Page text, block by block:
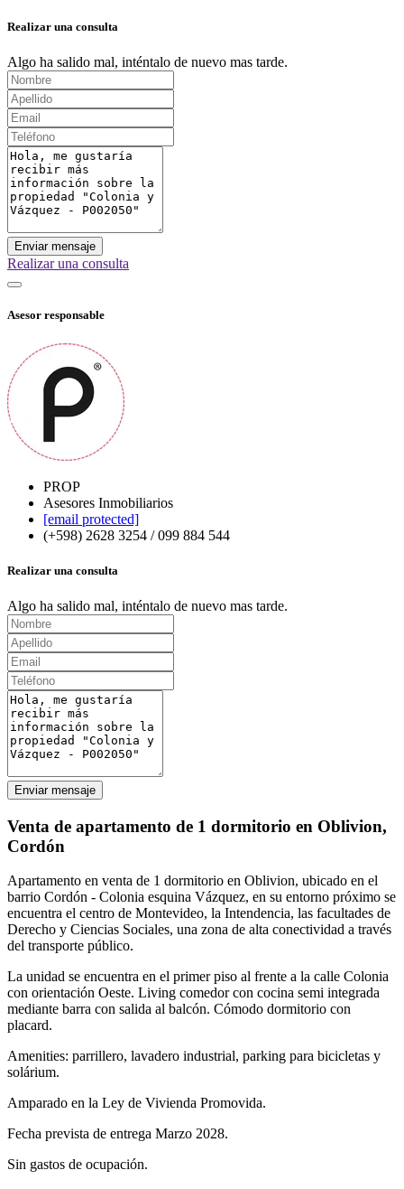
Realizar una consulta
Algo ha salido mal, inténtalo de nuevo mas tarde.
Enviar mensaje
Realizar una consulta
Asesor responsable
PROP
Asesores Inmobiliarios
[email protected]
(+598) 2628 3254 / 099 884 544
Realizar una consulta
Algo ha salido mal, inténtalo de nuevo mas tarde.
Enviar mensaje
Venta de apartamento de 1 dormitorio en Oblivion,
Cordón
Apartamento en venta de 1 dormitorio en Oblivion, ubicado en el
barrio Cordón - Colonia esquina Vázquez, en su entorno próximo se
encuentra el centro de Montevideo, la Intendencia, las facultades de
Derecho y Ciencias Sociales, una zona de alta conectividad a través
del transporte público.
La unidad se encuentra en el primer piso al frente a la calle Colonia
con orientación Oeste. Living comedor con cocina semi integrada
mediante barra con salida al balcón. Cómodo dormitorio con
placard.
Amenities: parrillero, lavadero industrial, parking para bicicletas y
solárium.
Amparado en la Ley de Vivienda Promovida.
Fecha prevista de entrega Marzo 2028.
Sin gastos de ocupación.